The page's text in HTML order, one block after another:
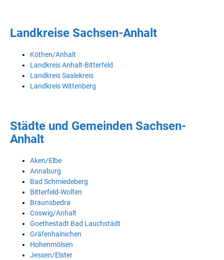
Landkreise Sachsen-Anhalt
Köthen/Anhalt
Landkreis Anhalt-Bitterfeld
Landkreis Saalekreis
Landkreis Wittenberg
Städte und Gemeinden Sachsen-
Anhalt
Aken/Elbe
Annaburg
Bad Schmiedeberg
Bitterfeld-Wolfen
Braunsbedra
Coswig/Anhalt
Goethestadt Bad Lauchstädt
Gräfenhainichen
Hohenmölsen
Jessen/Elster